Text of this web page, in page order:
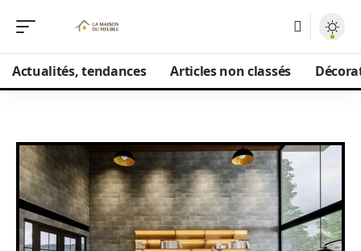
Actualités, tendances Articles non classés